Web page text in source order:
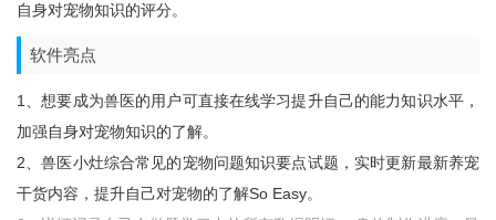
自身对宠物知识的评分。
软件亮点
1、想要成为兽医的用户可直接在线学习提升自己的能力知识水平，
加强自身对宠物知识的了解。
2、兽医小灶综合常见的宠物问题知识要点试题，实时更新最新养宠
干货内容，提升自己对宠物的了解so Easy。